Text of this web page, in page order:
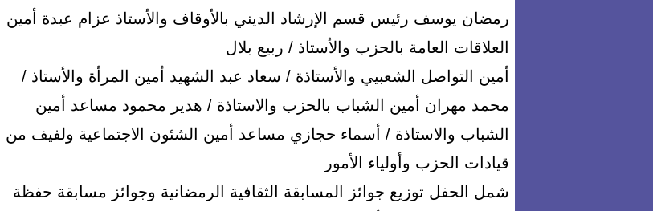
رمضان يوسف رئيس قسم الإرشاد الديني بالأوقاف والأستاذ عزام عبدة أمين
العلاقات العامة بالحزب والأستاذ / ربيع بلال
أمين التواصل الشعبيي والأستاذة / سعاد عبد الشهيد أمين المرأة والأستاذ /
محمد مهران أمين الشباب بالحزب والاستاذة / هدير محمود مساعد أمين
الشباب والاستاذة / أسماء حجازي مساعد أمين الشئون الاجتماعية ولفيف من
قيادات الحزب وأولياء الأمور
شمل الحفل توزيع جوائز المسابقة الثقافية الرمضانية وجوائز مسابقة حفظة